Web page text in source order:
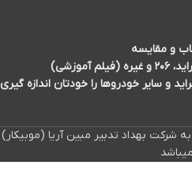
و مقایسه
و سایر خودروها را خودتان اندازه گیری
بهداد تدبیر مبین آریا (موبیکار)
میباشد